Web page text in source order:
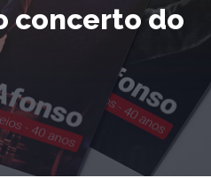
concerto do